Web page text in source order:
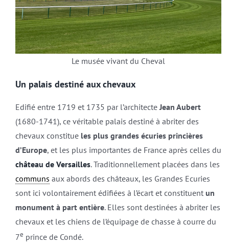
Le musée vivant du Cheval
Un palais destiné aux chevaux
Edifié entre 1719 et 1735 par l’architecte Jean Aubert
(1680-1741), ce véritable palais destiné à abriter des
chevaux constitue les plus grandes écuries princières
d’Europe, et les plus importantes de France après celles du
château de Versailles. Traditionnellement placées dans les
communs aux abords des châteaux, les Grandes Ecuries
sont ici volontairement édifiées à l’écart et constituent un
monument à part entière. Elles sont destinées à abriter les
chevaux et les chiens de l’équipage de chasse à courre du
7e prince de Condé.